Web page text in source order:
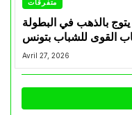
متفرقات
بالذهب في البطولة
القوى للشباب بتونس
Avril 27, 2026